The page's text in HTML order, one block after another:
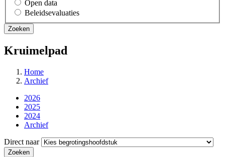
Open data
Beleidsevaluaties
Kruimelpad
Home
Archief
2026
2025
2024
Archief
Direct naar